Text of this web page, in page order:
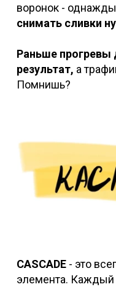
воронок - однажды
снимать сливки
Раньше прогревы
результат, а
Помнишь?
CASCADE- это
элемента.